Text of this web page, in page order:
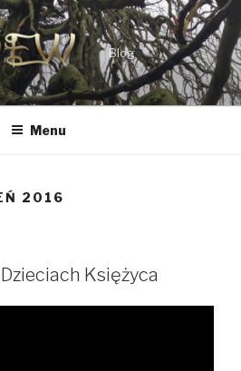
Blog
Menu
2016
Księżyca